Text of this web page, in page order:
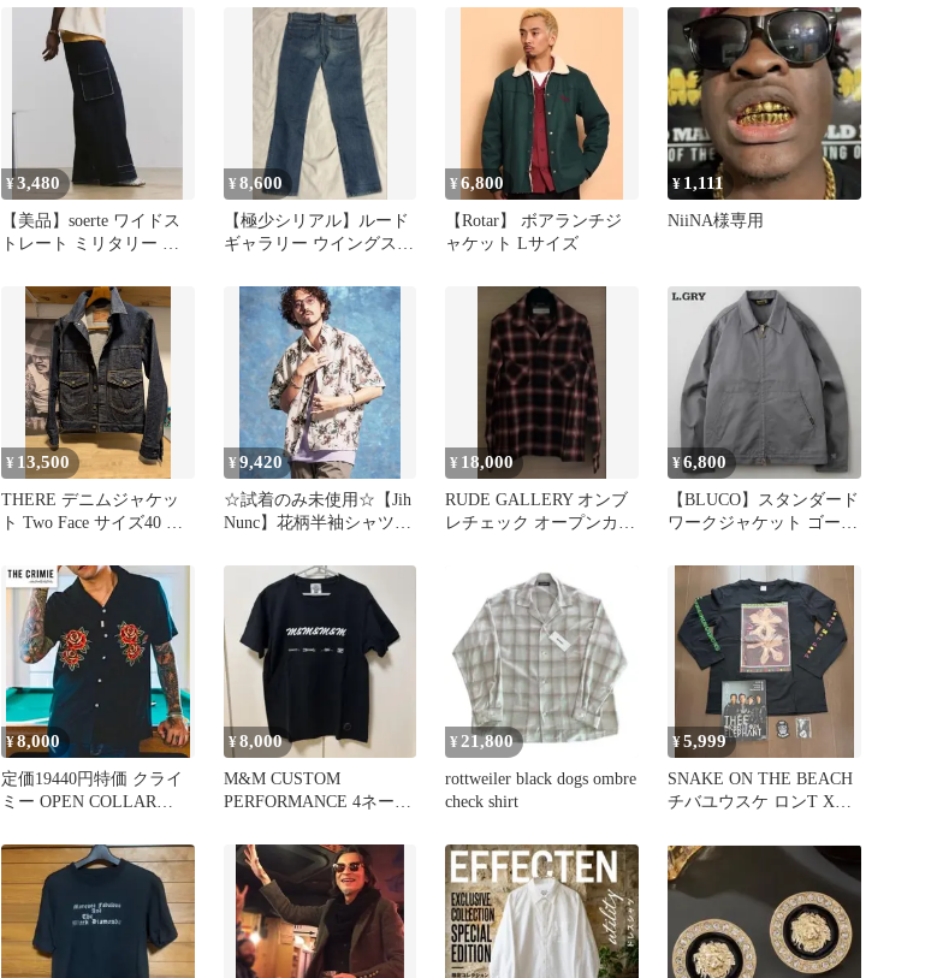
ャケット L
ョート丈 半袖 クルーネ
ック(丸首) メンズ
¥3,480
【美品】soerte ワイドス
トレート ミリタリー カ
¥8,600
【極少シリアル】ルード
ギャラリー ウイングスタ
製
¥6,800
【Rotar】 ボアランチジ
ャケット Lサイズ
¥ 1,111
NiiNA様専用
¥ 13,500
THERE デニムジャケッ
ト Two Face サイズ40 イ
¥9,420
☆試着のみ未使用☆【Jih
Nunc】花柄半袖シャツ
ズ
¥ 18,000
RUDE GALLERY オンブ
レチェック オープンカラ
¥6,800
【BLUCO】スタンダード
ワークジャケット ゴール
サイズ
¥8,000
定価19440円特価 クライ
ミー OPEN COLLAR
¥8,000
M&M CUSTOM
PERFORMANCE 4ネーム
¥ 21,800
rottweiler black dogs ombre
check shirt
¥5,999
SNAKE ON THE BEACH
チバユウスケ ロンT XL